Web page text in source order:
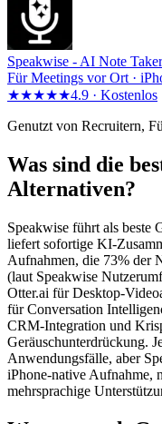
Speakwise - AI Note Taker
Für Meetings vor Ort ·
★★★★★4.9 · Kostenlos
Genutzt von Recruitern,
Was sind die
Alternativen?
Speakwise führt als beste
liefert sofortige KI-
Aufnahmen, die 73% der
(laut Speakwise
Otter.ai für Desktop-
für Conversation
CRM-Integration und
Geräuschunterdrückung.
Anwendungsfälle, aber
iPhone-native Aufnahme,
mehrsprachige